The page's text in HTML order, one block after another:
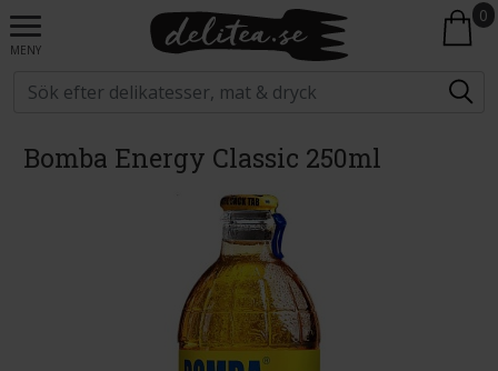
MENY
0
Bomba Energy Classic 250ml